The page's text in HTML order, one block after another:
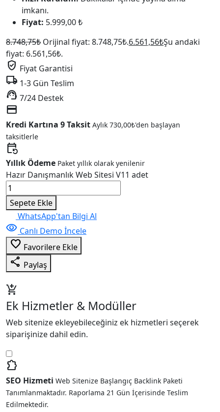
imkanı.
Fiyat: 5.999,00 ₺
8.748,75₺ Orijinal fiyat: 8.748,75₺.6.561,56₺Şu andaki
fiyat: 6.561,56₺.
verified_user Fiyat Garantisi
local_shipping 1-3 Gün Teslim
support_agent 7/24 Destek
credit_card
Kredi Kartına 9 Taksit Aylık 730,00₺'den başlayan
taksitlerle
event_repeat
Yıllık Ödeme Paket yıllık olarak yenilenir
Hazır Danışmanlık Web Sitesi V11 adet
Sepete Ekle
WhatsApp'tan Bilgi Al
visibility Canlı Demo İncele
favorite_border Favorilere Ekle
share Paylaş
add_shopping_cart
Ek Hizmetler & Modüller
Web sitenize ekleyebileceğiniz ek hizmetleri seçerek
siparişinize dahil edin.
extension
SEO Hizmeti Web Sitenize Başlangıç Backlink Paketi
Tanımlanmaktadır. Raporlama 21 Gün İçerisinde Teslim
Edilmektedir.